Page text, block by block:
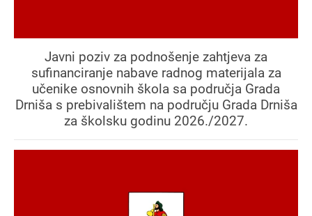
Javni poziv za podnošenje zahtjeva za
sufinanciranje nabave radnog materijala za
učenike osnovnih škola sa područja Grada
Drniša s prebivalištem na području Grada Drniša
za školsku godinu 2026./2027.